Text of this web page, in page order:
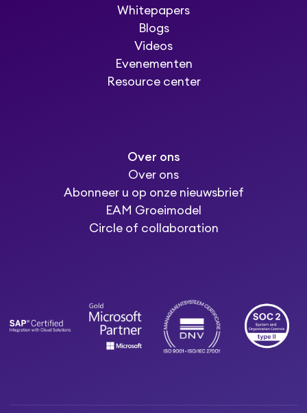
Whitepapers
Blogs
Videos
Evenementen
Resource center
Over ons
Over ons
Abonneer u op onze nieuwsbrief
EAM Groeimodel
Circle of collaboration